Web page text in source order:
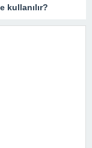
kullanılır?